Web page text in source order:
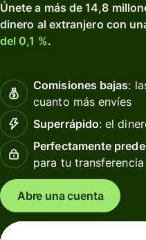
Únete a más de 14,8
dinero al extranjero con
del 0,1 %.
Comisiones bajas:
cuanto más envíes
Superrápido: el
Perfectamente
para tu
Abre una cuenta